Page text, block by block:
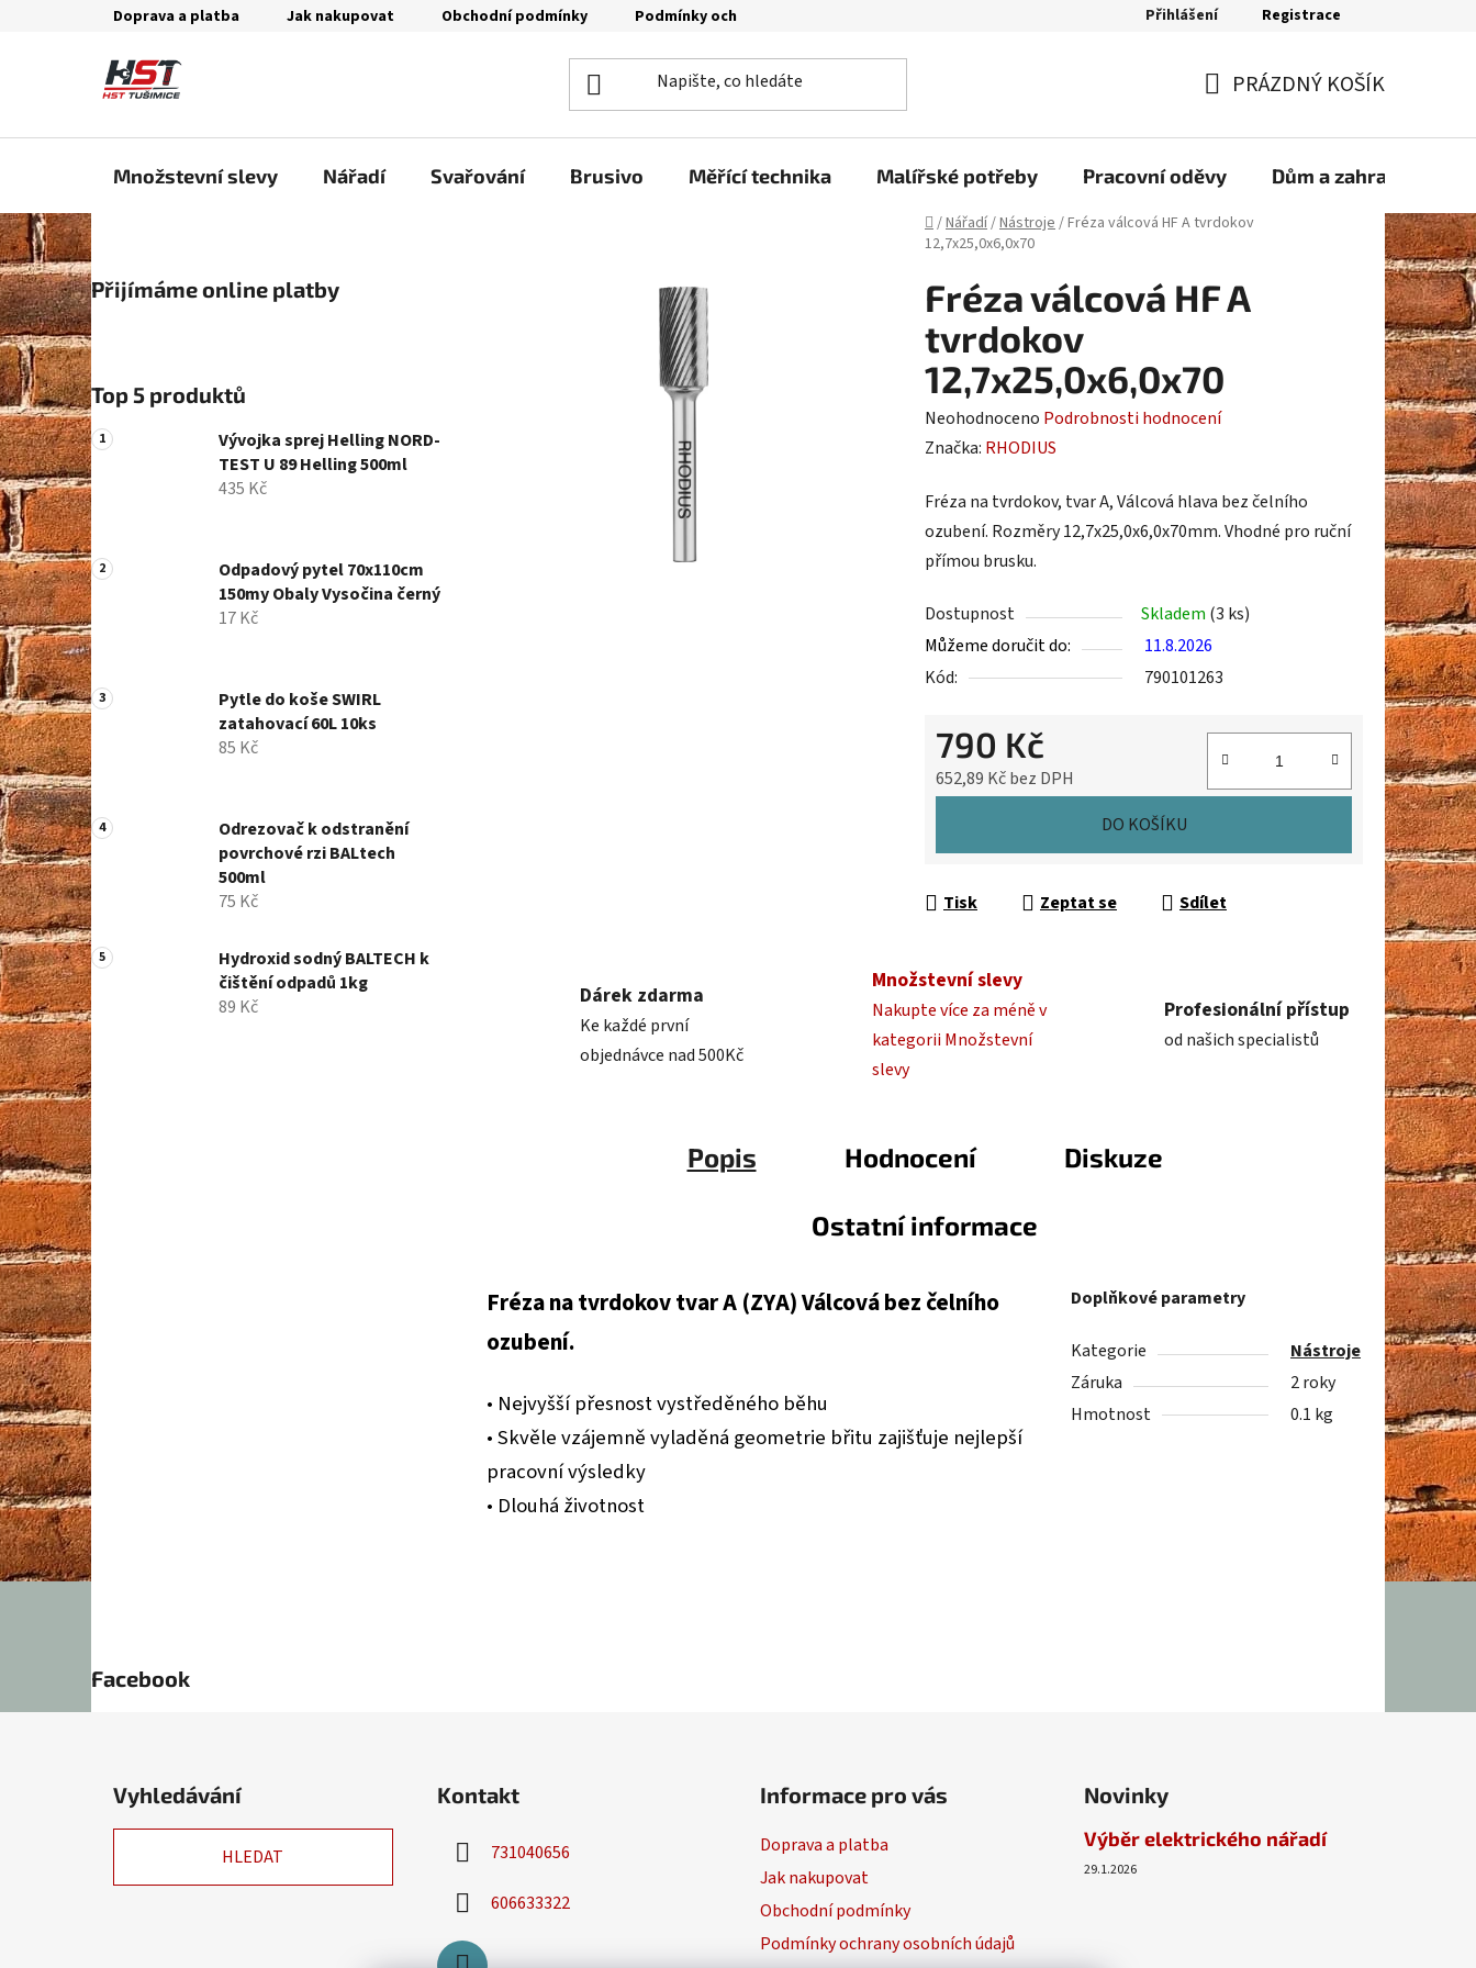
Doprava a platba Jak nakupovat Obchodní podmínky Podmínky ochrany osobních údajů Přihlášení Registrace
KOŠÍK
PRÁZDNÝ KOŠÍK
Množstevní slevy Nářadí Svařování Brusivo Měřící technika Malířské potřeby Pracovní oděvy Dům a zahrada
Domů
/Nářadí/Nástroje/Fréza válcová HF A tvrdokov
12,7x25,0x6,0x70
P
o
s
t
r
a
n
n
í
p
a
n
e
l
Přijímáme online platby
Top 5 produktů
Vývojka sprej Helling NORD-
TEST U 89 Helling 500ml
435 Kč
Odpadový pytel 70x110cm
150my Obaly Vysočina černý
17 Kč
Pytle do koše SWIRL
zatahovací 60L 10ks
85 Kč
Odrezovač k odstranění
povrchové rzi BALtech
500ml
75 Kč
Hydroxid sodný BALTECH k
čištění odpadů 1kg
89 Kč
Facebook
Fréza válcová HF A
tvrdokov
12,7x25,0x6,0x70
Průměrné
hodnocení
je
0,0
z
hvězdiček.
Neohodnoceno Podrobnosti hodnocení
Značka: RHODIUS
Fréza na tvrdokov, tvar A, Válcová hlava bez čelního
ozubení. Rozměry 12,7x25,0x6,0x70mm. Vhodné pro ruční
přímou brusku.
Dostupnost Skladem (3 ks)
Můžeme doručit do:
11.8.2026
Kód:
790101263
790 Kč
652,89 Kč bez DPH
DO KOŠÍKU
Tisk Zeptat se Sdílet
Dárek zdarma
Ke každé první
objednávce nad 500Kč
Množstevní slevy
Nakupte více za méně v
kategorii Množstevní
slevy
Profesionální přístup
od našich specialistů
Popis Hodnocení Diskuze
Ostatní informace
Fréza na tvrdokov tvar A (ZYA) Válcová bez čelního
ozubení.
• Nejvyšší přesnost vystředěného běhu
• Skvěle vzájemně vyladěná geometrie břitu zajišťuje nejlepší
pracovní výsledky
• Dlouhá životnost
Doplňkové parametry
Kategorie
Nástroje
Záruka
2 roky
Hmotnost
0.1 kg
Vyhledávání
HLEDAT
Kontakt
731040656
606633322
Informace pro vás
Doprava a platba
Jak nakupovat
Obchodní podmínky
Podmínky ochrany osobních údajů
Novinky
Výběr elektrického nářadí
29.1.2026